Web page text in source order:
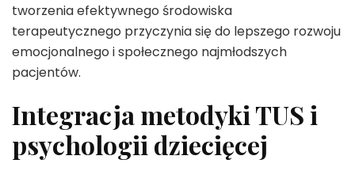
tworzenia efektywnego środowiska
terapeutycznego przyczynia się do lepszego rozwoju
emocjonalnego i społecznego najmłodszych
pacjentów.
Integracja metodyki TUS i
psychologii dziecięcej